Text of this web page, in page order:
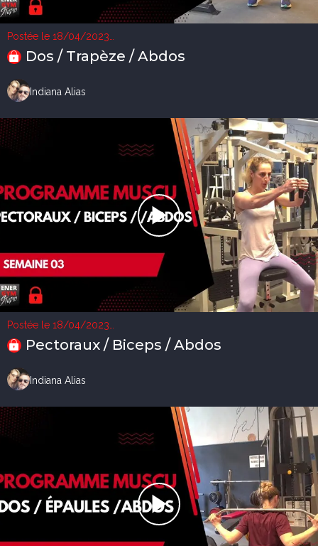
Postée le 18/04/2023
1 vueDos / Trapèze / Abdos
Indiana Alias
Postée le 18/04/2023
1 vuePectoraux / Biceps / Abdos
Indiana Alias